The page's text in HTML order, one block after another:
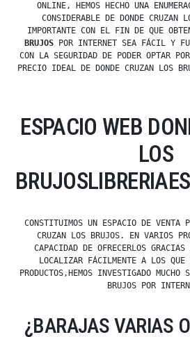
ONLINE, HEMOS HECHO UNA
CONSIDERABLE DE DONDE CRUZAN
IMPORTANTE CON EL FIN DE QUE
BRUJOS POR INTERNET SEA FÁCIL Y
CON LA SEGURIDAD DE PODER OPTAR
PRECIO IDEAL DE DONDE CRUZAN LOS
ESPACIO WEB
LOS
CONSTITUIMOS UN ESPACIO DE VENTA
CRUZAN LOS BRUJOS. EN VARIOS
CAPACIDAD DE OFRECERLOS GRACIAS
LOCALIZAR FÁCILMENTE A LOS QUE
PRODUCTOS,HEMOS INVESTIGADO MUCHO
BRUJOS POR
¿BARAJAS VARIAS